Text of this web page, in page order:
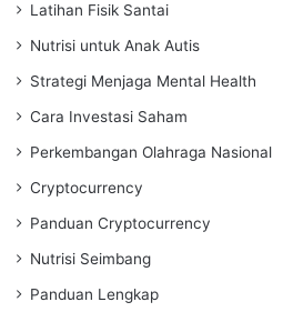
Latihan Fisik Santai
Nutrisi untuk Anak Autis
Strategi Menjaga Mental Health
Cara Investasi Saham
Perkembangan Olahraga Nasional
Cryptocurrency
Panduan Cryptocurrency
Nutrisi Seimbang
Panduan Lengkap